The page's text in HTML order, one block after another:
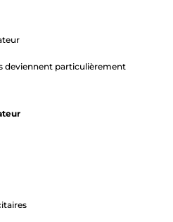
deviennent particulièrement